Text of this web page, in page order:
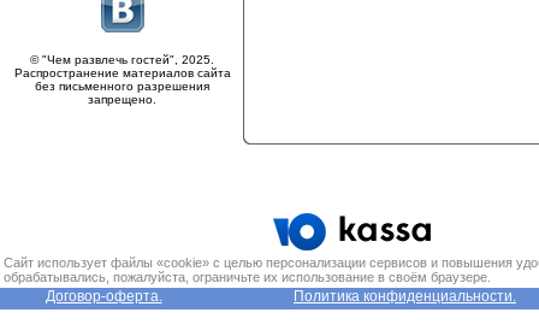
© "Чем развлечь гостей", 2025.
Распространение материалов сайта
без письменного разрешения
запрещено.
Сайт использует файлы «cookie» с целью персонализации сервисов и повышения
обрабатывались, пожалуйста, ограничьте их использование в своём браузере.
Договор-оферта. Политика конфиденциальности.